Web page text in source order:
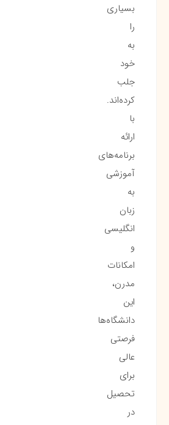
بسیاری
را
به
خود
جلب
کرده‌اند.
با
ارائه
برنامه‌های
آموزشی
به
زبان
انگلیسی
و
امکانات
مدرن،
این
دانشگاه‌ها
فرصتی
عالی
برای
تحصیل
در